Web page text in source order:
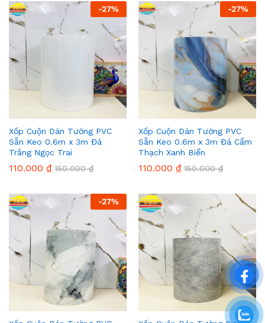
-27%
Xốp Cuộn Dán Tường PVC
Sẵn Keo 0.6m x 3m Đá
Trắng Ngọc Trai
110.000 ₫ 150.000₫
-27%
Xốp Cuộn Dán Tường PVC
Sẵn Keo 0.6m x 3m Đá Cẩm
Thạch Xanh Biển
110.000 ₫ 150.000₫
-27%